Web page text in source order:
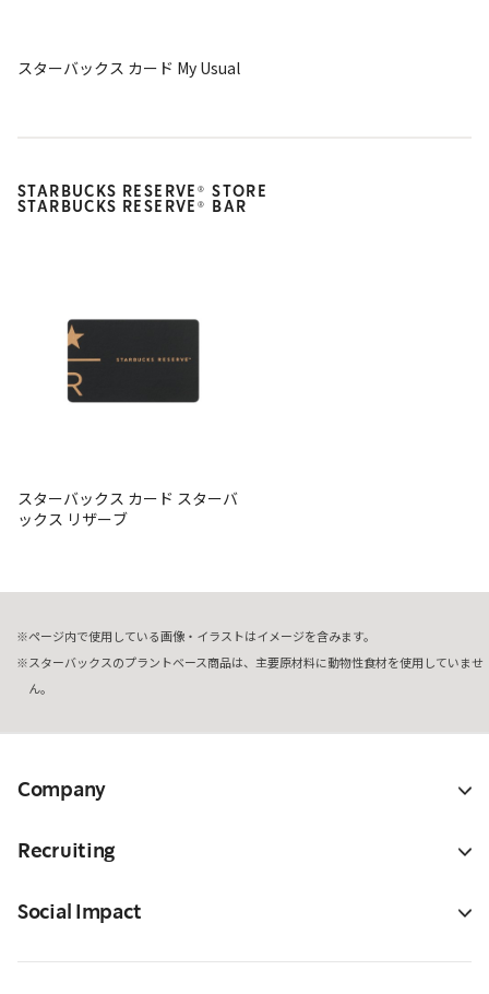
スターバックス カード My Usual
STARBUCKS RESERVE ®
STORE
STARBUCKS RESERVE ® BAR
スターバックス カード スターバ
ックス リザーブ
ページ内で使用している画像・イラストはイメージを含みます。
スターバックスのプラントベース商品は、主要原材料に動物性食材を使用していませ
ん。
Company
Recruiting
Social Impact